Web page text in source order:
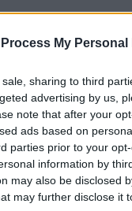
Process My
sharing to third
advertising by us,
note that after your
ads based on
parties prior to your
information by
may also be disclosed
may further disclose it